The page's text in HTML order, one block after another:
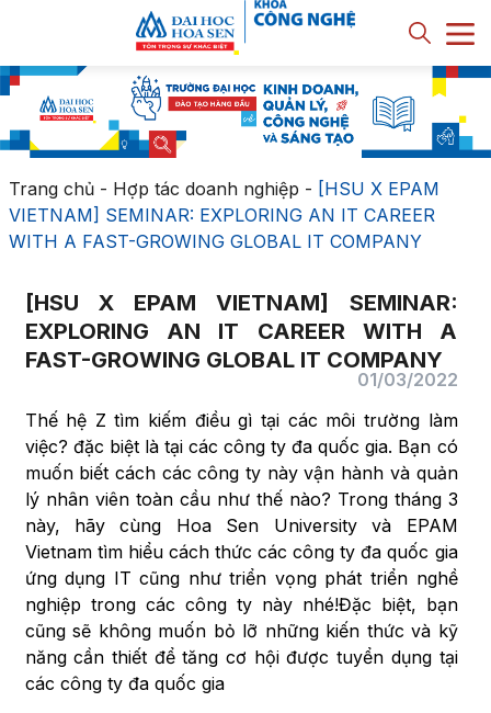
Trang chủ- Hợp tác doanh nghiệp - [HSU X EPAM
VIETNAM] SEMINAR: EXPLORING AN IT CAREER
WITH A FAST-GROWING GLOBAL IT COMPANY
[HSU X EPAM VIETNAM] SEMINAR:
EXPLORING AN IT CAREER WITH A
FAST-GROWING GLOBAL IT COMPANY
01/03/2022
Thế hệ Z tìm kiếm điều gì tại các môi trường làm
việc? đặc biệt là tại các công ty đa quốc gia. Bạn có
muốn biết cách các công ty này vận hành và quản
lý nhân viên toàn cầu như thế nào? Trong tháng 3
này, hãy cùng Hoa Sen University và EPAM
Vietnam tìm hiểu cách thức các công ty đa quốc gia
ứng dụng IT cũng như triển vọng phát triển nghề
nghiệp trong các công ty này nhé!Đặc biệt, bạn
cũng sẽ không muốn bỏ lỡ những kiến thức và kỹ
năng cần thiết để tăng cơ hội được tuyển dụng tại
các công ty đa quốc gia